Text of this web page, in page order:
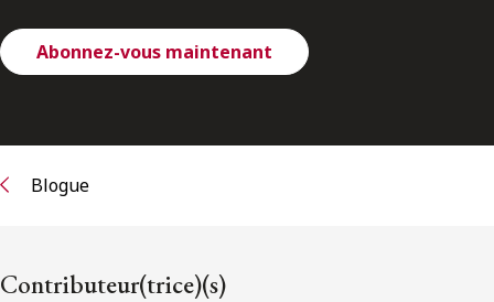
S’abonner aux articles Osler
Abonnez-vous maintenant
Blogue
Contributeur(trice)(s)